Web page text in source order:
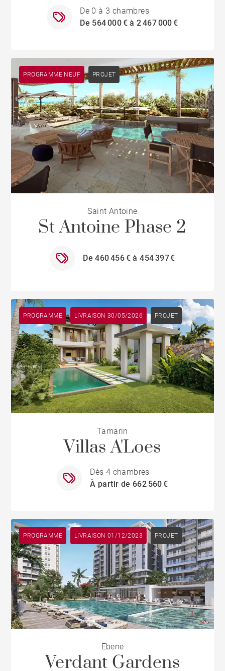
De 0 à 3 chambres
De 564 000 € à 2 467 000 €
PROGRAMME NEUF PROJET
Saint Antoine
St Antoine Phase 2
De 460 456 € à 454 397 €
PROGRAMME LIVRAISON 30/05/2026 PROJET
Tamarin
Villas A'Loes
Dès 4 chambres
À partir de 662 560 €
PROGRAMME LIVRAISON 01/12/2023 PROJET
Ebene
Verdant Gardens